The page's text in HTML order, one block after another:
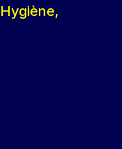
Hygiène,